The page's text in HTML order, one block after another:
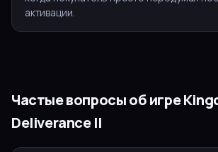
активации.
Частые вопросы об игре
Deliverance II